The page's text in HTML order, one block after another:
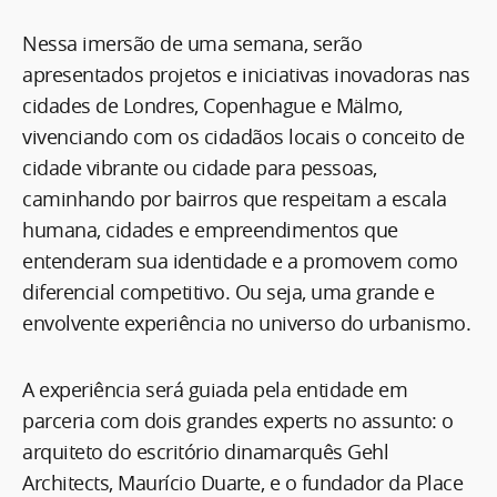
Nessa imersão de uma semana, serão
apresentados projetos e iniciativas inovadoras nas
cidades de Londres, Copenhague e Mälmo,
vivenciando com os cidadãos locais o conceito de
cidade vibrante ou cidade para pessoas,
caminhando por bairros que respeitam a escala
humana, cidades e empreendimentos que
entenderam sua identidade e a promovem como
diferencial competitivo. Ou seja, uma grande e
envolvente experiência no universo do urbanismo.
A experiência será guiada pela entidade em
parceria com dois grandes experts no assunto: o
arquiteto do escritório dinamarquês Gehl
Architects, Maurício Duarte, e o fundador da Place